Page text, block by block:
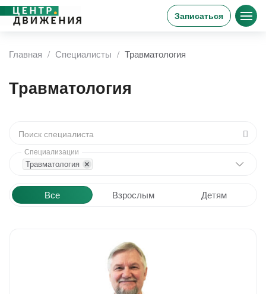
Записаться
Главная Специалисты Травматология
Травматология
Все Взрослым Детям
Специализации
Травматология ×
Поиск специалиста